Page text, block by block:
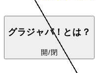
グラジャパ！とは？
開/閉